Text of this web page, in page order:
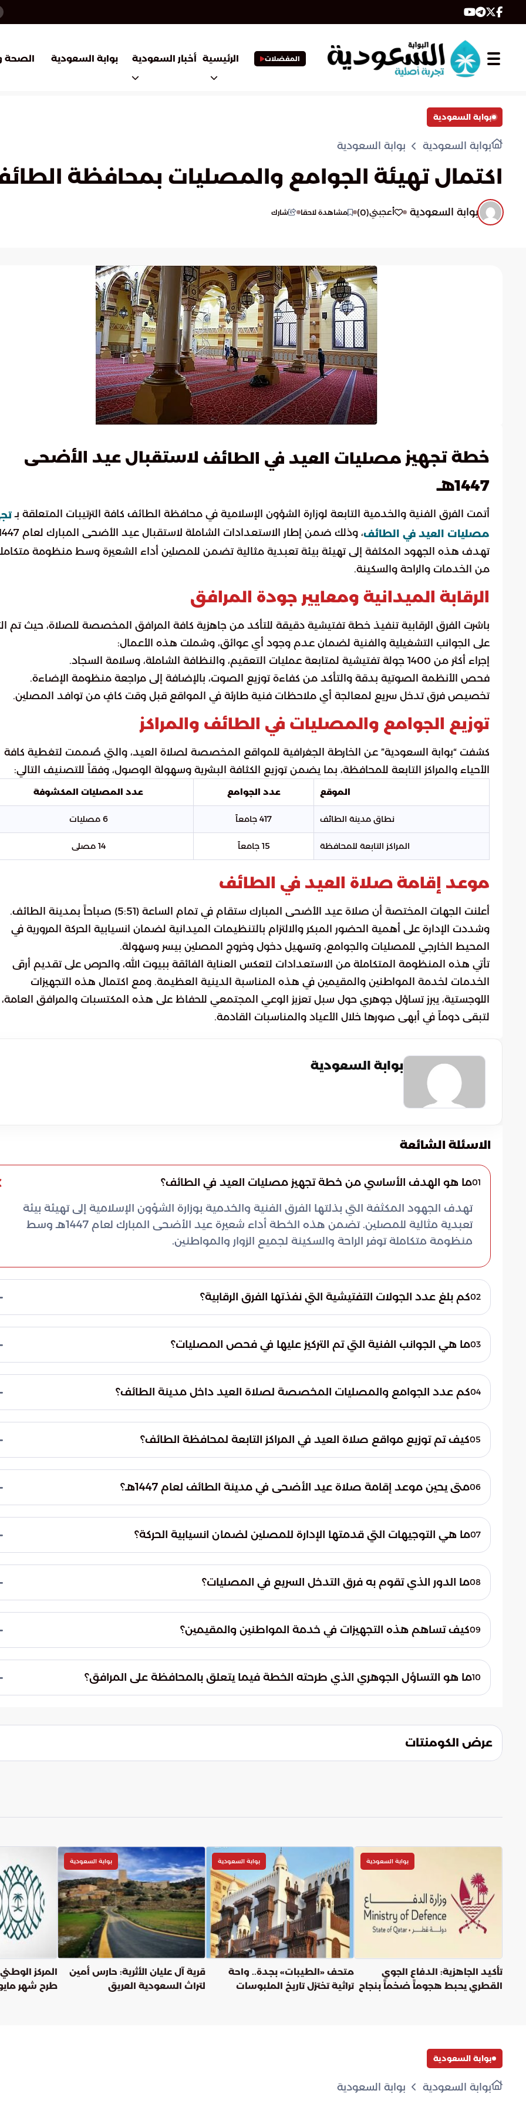
المفضلات الرئيسية أخبار السعودية بوابة السعودية الصحة
بوابة السعودية
بوابة السعودية بوابة السعودية
اكتمال تهيئة الجوامع والمصليات بمحافظة
بوابة السعودية أعجبني(
0
) مشاهدة لاحقا شارك
خطة تجهيز مصليات العيد في الطائف لاستقبال عيد الأضحى
1447هـ
أتمت الفرق الفنية والخدمية التابعة لوزارة الشؤون الإسلامية في محافظة الطائف كافة الترتيبات المتعلقة بـ
مصليات العيد في الطائف
تهدف هذه الجهود المكثفة إلى تهيئة بيئة تعبدية مثالية تضمن للمصلين أداء الشعيرة وسط منظومة
من الخدمات والراحة والسكينة.
الرقابة الميدانية ومعايير جودة المرافق
باشرت الفرق الرقابية تنفيذ خطة تفتيشية دقيقة للتأكد من جاهزية كافة المرافق المخصصة للصلاة، حيث تم
على الجوانب التشغيلية والفنية لضمان عدم وجود أي عوائق، وشملت هذه الأعمال:
إجراء أكثر من 1400 جولة تفتيشية لمتابعة عمليات التعقيم، والنظافة الشاملة، وسلامة السجاد.
فحص الأنظمة الصوتية بدقة والتأكد من كفاءة توزيع الصوت، بالإضافة إلى مراجعة منظومة الإضاءة.
تخصيص فرق تدخل سريع لمعالجة أي ملاحظات فنية طارئة في المواقع قبل وقت كافٍ من توافد المصلين.
توزيع الجوامع والمصليات في الطائف والمراكز
كشفت “بوابة السعودية” عن الخارطة الجغرافية للمواقع المخصصة لصلاة العيد، والتي صُممت لتغطية كافة
الأحياء والمراكز التابعة للمحافظة، بما يضمن توزيع الكثافة البشرية وسهولة الوصول، وفقاً للتصنيف التالي:
الموقع عدد الجوامع عدد المصليات المكشوفة
نطاق مدينة الطائف 417 جامعاً 6 مصليات
المراكز التابعة للمحافظة 15 جامعاً 14 مصلى
موعد إقامة صلاة العيد في الطائف
أعلنت الجهات المختصة أن صلاة عيد الأضحى المبارك ستقام في تمام الساعة (5:51) صباحاً بمدينة الطائف.
وشددت الإدارة على أهمية الحضور المبكر والالتزام بالتنظيمات الميدانية لضمان انسيابية الحركة المرورية في
المحيط الخارجي للمصليات والجوامع، وتسهيل دخول وخروج المصلين بيسر وسهولة.
تأتي هذه المنظومة المتكاملة من الاستعدادات لتعكس العناية الفائقة ببيوت الله، والحرص على تقديم أرقى
الخدمات لخدمة المواطنين والمقيمين في هذه المناسبة الدينية العظيمة. ومع اكتمال هذه التجهيزات
اللوجستية، يبرز تساؤل جوهري حول سبل تعزيز الوعي المجتمعي للحفاظ على هذه المكتسبات والمرافق العامة،
لتبقى دوماً في أبهى صورها خلال الأعياد والمناسبات القادمة.
بوابة السعودية
الاسئلة الشائعة
01ما هو الهدف الأساسي من خطة تجهيز مصليات العيد في الطائف؟
تهدف الجهود المكثفة التي بذلتها الفرق الفنية والخدمية بوزارة الشؤون الإسلامية إلى تهيئة بيئة
تعبدية مثالية للمصلين. تضمن هذه الخطة أداء شعيرة عيد الأضحى المبارك لعام 1447هـ وسط
منظومة متكاملة توفر الراحة والسكينة لجميع الزوار والمواطنين.
02كم بلغ عدد الجولات التفتيشية التي نفذتها الفرق الرقابية؟
الجولات على متابعة عمليات التعقيم والنظافة الشاملة، بالإضافة إلى التأكد من سلامة السجاد
وجاهزية كافة المرافق المخصصة لاستقبال المصلين.
03ما هي الجوانب الفنية التي تم التركيز عليها في فحص المصليات؟
المصلى، كما تم التأكد من سلامة منظومة الإضاءة. بالإضافة إلى ذلك، تم تخصيص فرق تدخل سريع
لمعالجة أي ملاحظات فنية طارئة قد تظهر في المواقع قبل موعد الصلاة.
04كم عدد الجوامع والمصليات المخصصة لصلاة العيد داخل مدينة الطائف؟
المصلين. بالإضافة إلى ذلك، تم تجهيز 6 مصليات مكشوفة، وذلك لضمان توزيع الكثافة البشرية
وتسهيل وصول السكان إلى أقرب نقطة صلاة من منازلهم.
05كيف تم توزيع مواقع صلاة العيد في المراكز التابعة لمحافظة الطائف؟
جامعاً في تلك المراكز. كما تم تجهيز 14 مصلى مكشوفاً، مما يساهم في توفير خيارات متعددة للمصلين
في القرى والهجر والمراكز الخارجية المحيطة بالطائف.
06متى يحين موعد إقامة صلاة عيد الأضحى في مدينة الطائف لعام 1447هـ؟
ويأتي هذا التوقيت الموحد لضمان تنظيم تدفق المصلين وانطلاق الشعيرة في وقت واحد في كافة
المصليات والجوامع المحددة داخل المدينة.
07ما هي التوجيهات التي قدمتها الإدارة للمصلين لضمان انسيابية الحركة؟
أكدت على ضرورة الالتزام الكامل بالتنظيمات الميدانية، وذلك لضمان انسيابية الحركة المرورية في
المحيط الخارجي وتسهيل عمليات الدخول والخروج بيسر وسهولة.
08ما الدور الذي تقوم به فرق التدخل السريع في المصليات؟
مفاجئ في المواقع. تعمل هذه الفرق ميدانياً لضمان استمرارية عمل الأنظمة الصوتية والكهربائية
بكفاءة عالية، ومنع حدوث أي عوائق قد تؤثر على راحة المصلين أثناء الشعيرة.
09كيف تساهم هذه التجهيزات في خدمة المواطنين والمقيمين؟
أرقى الخدمات لضيوف الرحمن. تساهم هذه التجهيزات اللوجستية في خلق جو من الطمأنينة، مما
يسمح للمواطنين والمقيمين بالاحتفاء بالمناسبة الدينية العظيمة في بيئة منظمة وآمنة.
10ما هو التساؤل الجوهري الذي طرحته الخطة فيما يتعلق بالمحافظة على المرافق؟
الأضحى، بل وفي كافة الأعياد والمناسبات الدينية والوطنية القادمة.
عرض الكومنتات
بوابة السعودية
تأكيد الجاهزية: الدفاع الجوي
القطري يحبط هجوماً ضخماً بنجاح
بوابة السعودية
متحف «الطيبات» بجدة.. واحة
تراثية تختزل تاريخ الملبوسات
بوابة السعودية
قرية آل عليان الأثرية: حارس أمين
لتراث السعودية العريق
المركز
بوابة السعودية
بوابة السعودية بوابة السعودية